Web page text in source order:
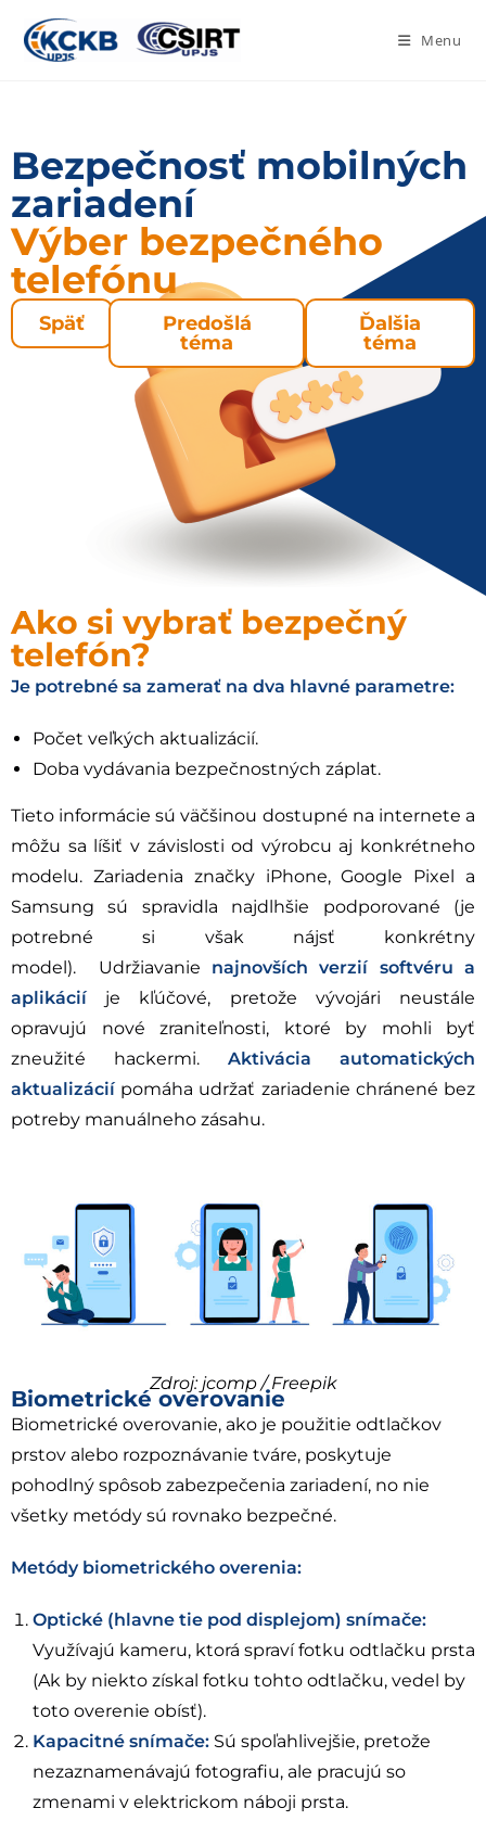
Menu
Bezpečnosť mobilných
zariadení
Výber bezpečného
telefónu
Späť
Predošlá
téma
Ďalšia
téma
Ako si vybrať bezpečný
telefón?
Je potrebné sa zamerať na dva hlavné parametre:
Počet veľkých aktualizácií.
Doba vydávania bezpečnostných záplat.
Tieto informácie sú väčšinou dostupné na internete a
môžu sa líšiť v závislosti od výrobcu aj konkrétneho
modelu. Zariadenia značky iPhone, Google Pixel a
Samsung sú spravidla najdlhšie podporované (je
potrebné si však nájsť konkrétny
model). Udržiavanie najnovších verzií softvéru a
aplikácií je kľúčové, pretože vývojári neustále
opravujú nové zraniteľnosti, ktoré by mohli byť
zneužité hackermi. Aktivácia automatických
aktualizácií pomáha udržať zariadenie chránené bez
potreby manuálneho zásahu.
Zdroj: jcomp / Freepik
Biometrické overovanie
Biometrické overovanie, ako je použitie odtlačkov
prstov alebo rozpoznávanie tváre, poskytuje
pohodlný spôsob zabezpečenia zariadení, no nie
všetky metódy sú rovnako bezpečné.
Metódy biometrického overenia:
Optické (hlavne tie pod displejom) snímače:
Využívajú kameru, ktorá spraví fotku odtlačku prsta
(Ak by niekto získal fotku tohto odtlačku, vedel by
toto overenie obísť).
Kapacitné snímače: Sú spoľahlivejšie, pretože
nezaznamenávajú fotografiu, ale pracujú so
zmenami v elektrickom náboji prsta.